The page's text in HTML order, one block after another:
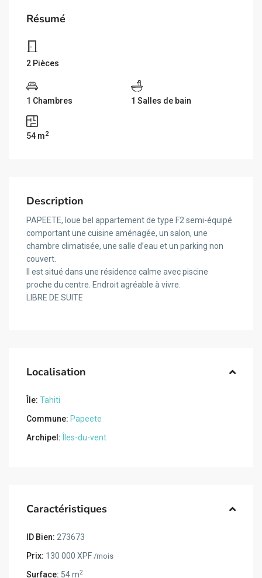
Résumé
2 Pièces
1 Chambres 1 Salles de bain
54 m2
Description
PAPEETE, loue bel appartement de type F2 semi-équipé
comportant une cuisine aménagée, un salon, une
chambre climatisée, une salle d’eau et un parking non
couvert.
Il est situé dans une résidence calme avec piscine
proche du centre. Endroit agréable à vivre.
LIBRE DE SUITE
Localisation
Île: Tahiti
Commune: Papeete
Archipel:
Îles-du-vent
Caractéristiques
ID Bien: 273673
Prix: 130 000 XPF /mois
Surface: 54 m2